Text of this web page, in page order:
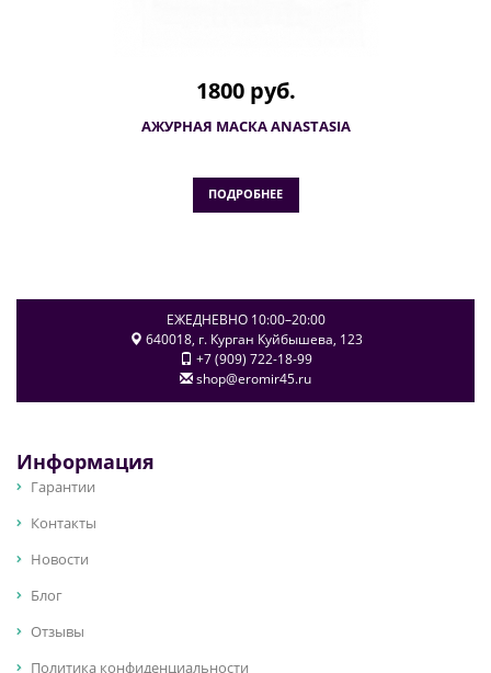
1800 руб.
АЖУРНАЯ МАСКА ANASTASIA
ПОДРОБНЕЕ
ЕЖЕДНЕВНО 10:00–20:00
640018, г. Курган Куйбышева, 123
+7 (909) 722-18-99
shop@eromir45.ru
Информация
Гарантии
Контакты
Новости
Блог
Отзывы
Политика конфиденциальности